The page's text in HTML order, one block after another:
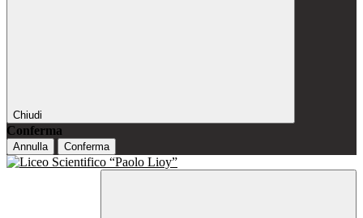
Chiudi
Conferma
Annulla Conferma